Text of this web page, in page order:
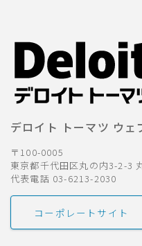
デロイト トーマツ ウェ
〒100-0005
東京都千代田区丸の内3-2-3
代表電話 03-6213-2030
コーポレートサイト